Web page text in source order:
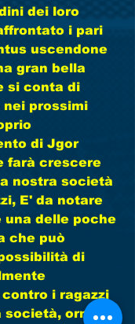
dei loro
i pari
uscendone
gran bella
si conta di
prossimi
di Jgor
farà crescere
nostra società
E' da notare
una delle poche
che può
di
i ragazzi
società, ormai